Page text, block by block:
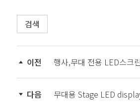
검색
이전 행사,무대 전용 LED스크
다음 무대용 Stage LED